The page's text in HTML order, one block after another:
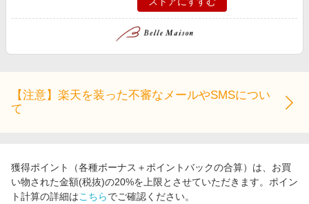
【注意】楽天を装った不審なメールやSMSについ
て
獲得ポイント（各種ボーナス＋ポイントバックの合算）は、お買
い物された金額(税抜)の20%を上限とさせていただきます。ポイン
ト計算の詳細はこちらでご確認ください。